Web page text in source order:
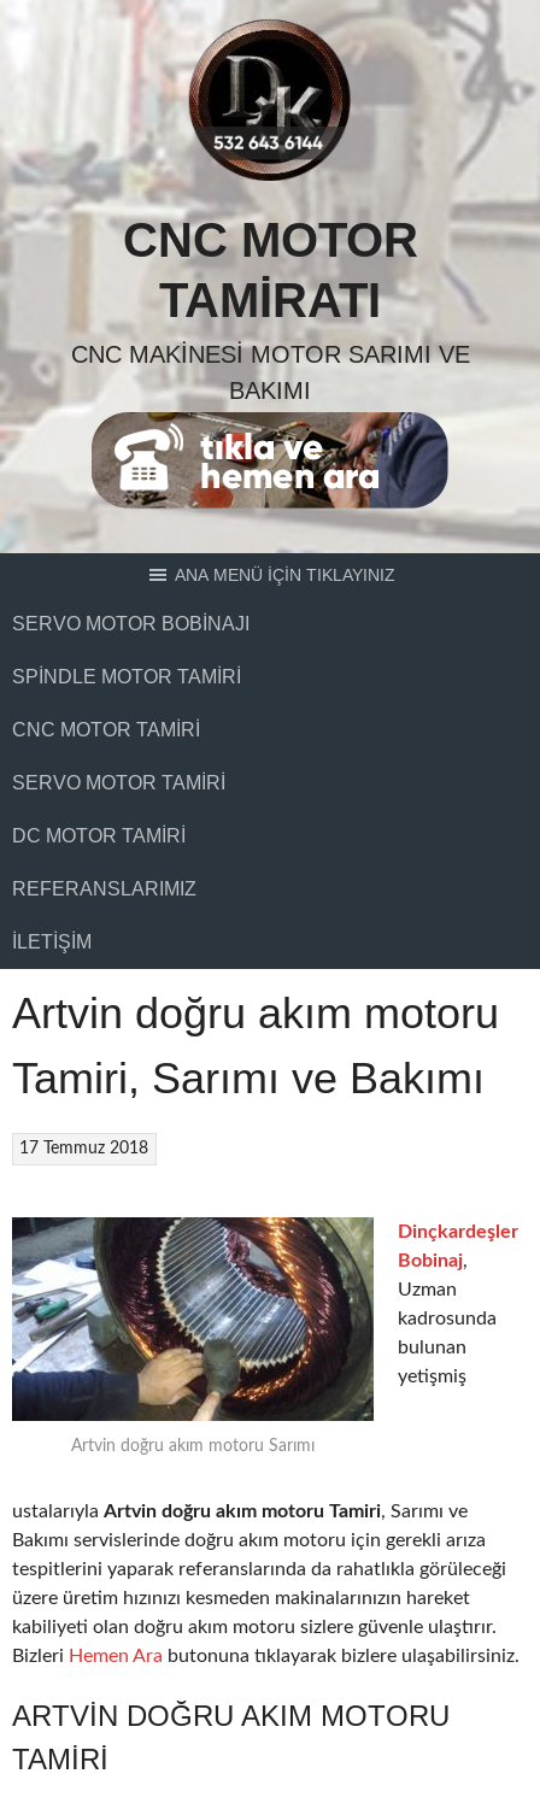
CNC MOTOR
TAMIRATI
CNC MAKINESI MOTOR SARIMI VE
BAKIMI
ANA MENÜ İÇİN TIKLAYINIZ
SERVO MOTOR BOBINAJI
SPINDLE MOTOR TAMIRI
CNC MOTOR TAMIRI
SERVO MOTOR TAMIRI
DC MOTOR TAMIRI
REFERANSLARIMIZ
İLETIŞIM
Artvin doğru akım motoru
Tamiri, Sarımı ve Bakımı
17 Temmuz 2018
Artvin doğru akım motoru Sarımı
Dinçkardeşler
Bobinaj,
Uzman
kadrosunda
bulunan
yetişmiş
ustalarıyla Artvin doğru akım motoru Tamiri, Sarımı ve
Bakımı servislerinde doğru akım motoru için gerekli arıza
tespitlerini yaparak referanslarında da rahatlıkla görüleceği
üzere üretim hızınızı kesmeden makinalarınızın hareket
kabiliyeti olan doğru akım motoru sizlere güvenle ulaştırır.
Bizleri Hemen Ara butonuna tıklayarak bizlere ulaşabilirsiniz.
ARTVIN DOĞRU AKIM MOTORU
TAMIRI